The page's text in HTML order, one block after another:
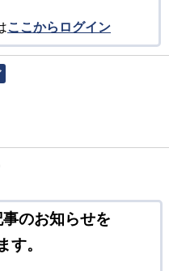
ここからログイン
のお知らせを
す。